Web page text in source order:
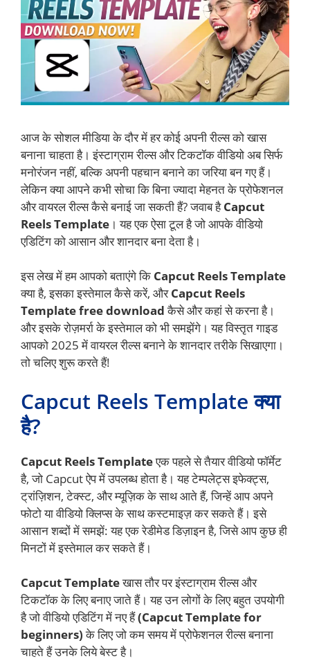
आज के सोशल मीडिया के दौर में हर कोई अपनी रील्स को खास
बनाना चाहता है। इंस्टाग्राम रील्स और टिकटॉक वीडियो अब सिर्फ
मनोरंजन नहीं, बल्कि अपनी पहचान बनाने का जरिया बन गए हैं।
लेकिन क्या आपने कभी सोचा कि बिना ज्यादा मेहनत के प्रोफेशनल
और वायरल रील्स कैसे बनाई जा सकती हैं? जवाब हैCapcut
Reels Template । यह एक ऐसा टूल है जो आपके वीडियो
एडिटिंग को आसान और शानदार बना देता है।
इस लेख में हम आपको बताएंगे कि Capcut Reels Template
क्या है, इसका इस्तेमाल कैसे करें, औरCapcut Reels
Template free downloadकैसे और कहां से करना है।
और इसके रोज़मर्रा के इस्तेमाल को भी समझेंगे। यह विस्तृत गाइड
आपको 2025 में वायरल रील्स बनाने के शानदार तरीके सिखाएगा।
तो चलिए शुरू करते हैं!
Capcut Reels Template क्या
है?
Capcut Reels Templateएक पहले से तैयार वीडियो फॉर्मेट
है, जो Capcut ऐप में उपलब्ध होता है। यह टेम्पलेट्स इफेक्ट्स,
ट्रांज़िशन, टेक्स्ट, और म्यूज़िक के साथ आते हैं, जिन्हें आप अपने
फोटो या वीडियो क्लिप्स के साथ कस्टमाइज़ कर सकते हैं। इसे
आसान शब्दों में समझें: यह एक रेडीमेड डिज़ाइन है, जिसे आप कुछ ही
मिनटों में इस्तेमाल कर सकते हैं।
Capcut Templateखास तौर पर इंस्टाग्राम रील्स और
टिकटॉक के लिए बनाए जाते हैं। यह उन लोगों के लिए बहुत उपयोगी
है जो वीडियो एडिटिंग में नए हैं(Capcut Template for
beginners)के लिए जो कम समय में प्रोफेशनल रील्स बनाना
चाहते हैं उनके लिये बेस्ट है।